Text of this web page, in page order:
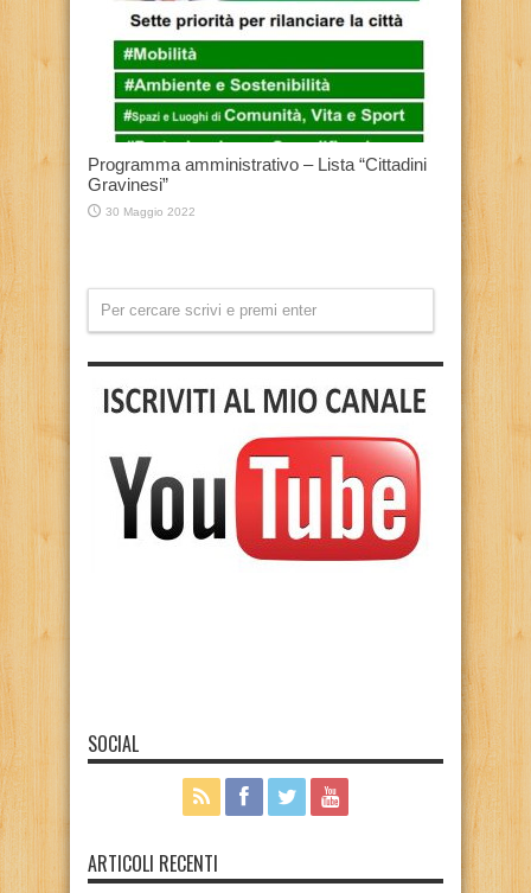
Programma amministrativo – Lista “Cittadini
Gravinesi”
30 Maggio 2022
SOCIAL
ARTICOLI RECENTI